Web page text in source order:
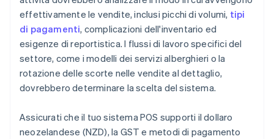
effettivamente le vendite, inclusi picchi di volumi, tipi
di pagamenti, complicazioni dell'inventario ed
esigenze di reportistica. I flussi di lavoro specifici del
settore, come i modelli dei servizi alberghieri o la
rotazione delle scorte nelle vendite al dettaglio,
dovrebbero determinare la scelta del sistema.
Assicurati che il tuo sistema POS supporti il dollaro
neozelandese (NZD), la GST e metodi di pagamento